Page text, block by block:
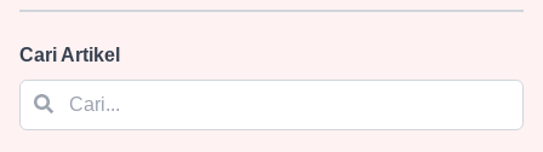
Cari Artikel